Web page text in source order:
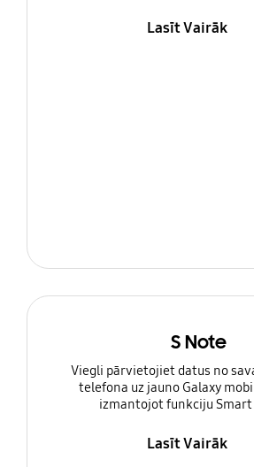
Lasīt Vairāk
S Note
Viegli pārvietojiet datus no
telefona uz jauno Galaxy
izmantojot funkciju Smart
Lasīt Vairāk